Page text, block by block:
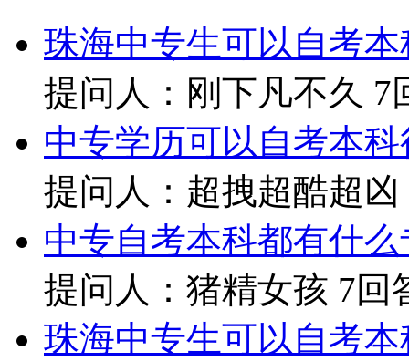
珠海中专生可以自考
提问人：刚下凡不久 7
中专学历可以自考本
提问人：超拽超酷超凶
中专自考本科都有什
提问人：猪精女孩 7回
珠海中专生可以自考本